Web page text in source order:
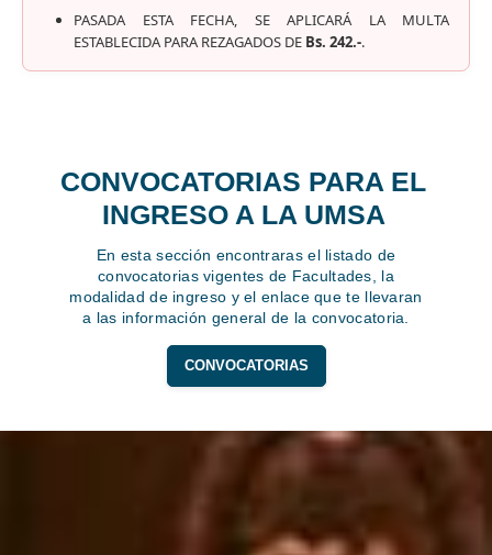
PASADA ESTA FECHA, SE APLICARÁ LA MULTA
ESTABLECIDA PARA REZAGADOS DE Bs. 242.-.
CONVOCATORIAS PARA EL
INGRESO A LA UMSA
En esta sección encontraras el listado de
convocatorias vigentes de Facultades, la
modalidad de ingreso y el enlace que te llevaran
a las información general de la convocatoria.
CONVOCATORIAS